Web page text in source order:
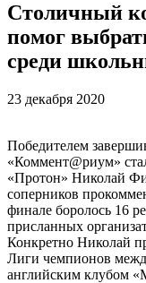
Столичный
помог
среди
23 декабря 2020
Победителем
«Коммент@риум»
«Протон» Николай
соперников
финале боролось 16
присланных
Конкретно Николай
Лиги чемпионов
английским клубом